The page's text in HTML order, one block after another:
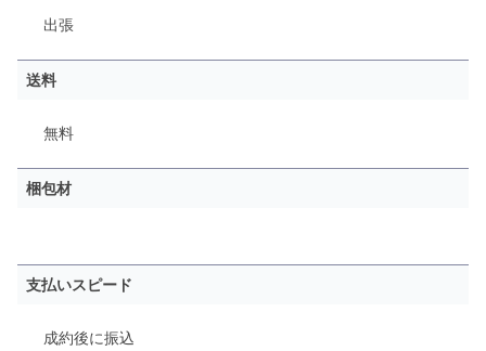
出張
送料
無料
梱包材
支払いスピード
成約後に振込